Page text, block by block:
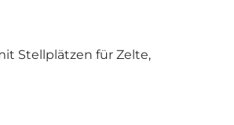
Stellplätzen für Zelte,